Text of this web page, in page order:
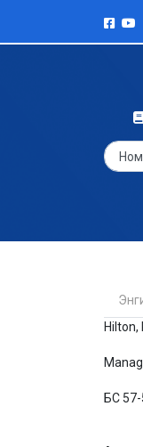
Hilton,
БС